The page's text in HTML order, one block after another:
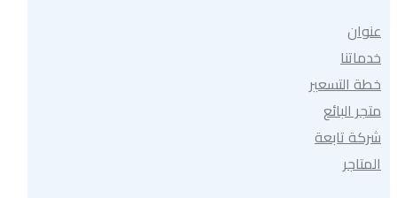
عنوان
خدماتنا
خطة التسعير
متجر البائع
شركة تابعة
المتاجر